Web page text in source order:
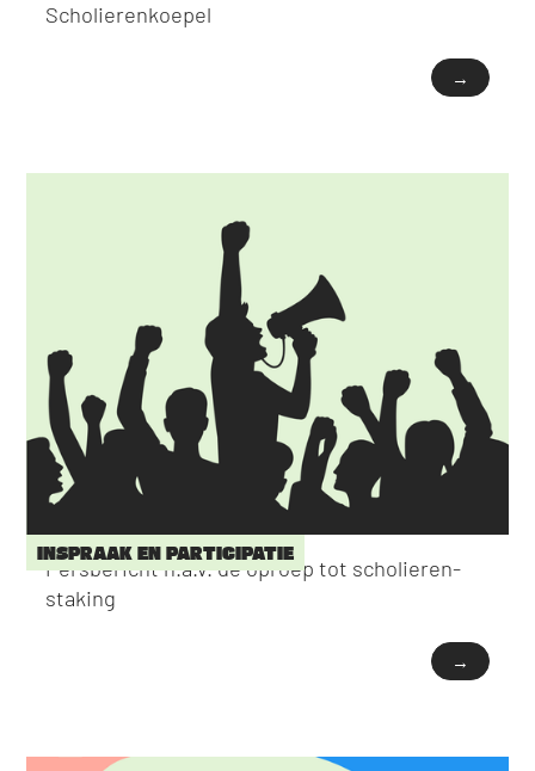
Scholierenkoepel
→
INSPRAAK EN PARTICIPATIE
Persbericht n.a.v. de oproep tot scholieren-
staking
→